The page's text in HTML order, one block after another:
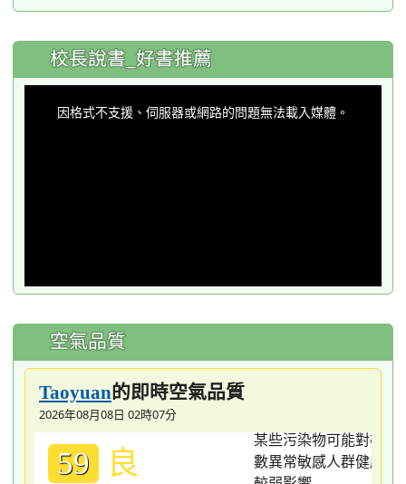
:::
校長說書_好書推薦
因格式不支援、伺服器或網路的問題無法載入媒體。
空氣品質
Taoyuan的即時空氣品質
2026年08月08日 02時07分
59 良